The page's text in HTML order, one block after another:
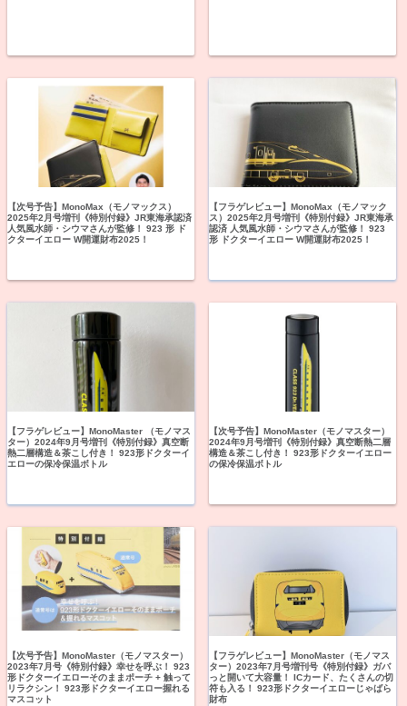
【次号予告】MonoMax（モノマックス）
2025年2月号増刊《特別付録》JR東海承認済
人気風水師・シウマさんが監修！ 923 形 ド
クターイエロー W開運財布2025！
【フラゲレビュー】MonoMax（モノマック
ス）2025年2月号増刊《特別付録》JR東海承
認済 人気風水師・シウマさんが監修！ 923
形 ドクターイエロー W開運財布2025！
【フラゲレビュー】MonoMaster （モノマス
ター）2024年9月号増刊《特別付録》真空断
熱二層構造＆茶こし付き！ 923形ドクターイ
エローの保冷保温ボトル
【次号予告】MonoMaster（モノマスター）
2024年9月号増刊《特別付録》真空断熱二層
構造＆茶こし付き！ 923形ドクターイエロー
の保冷保温ボトル
【次号予告】MonoMaster（モノマスター）
2023年7月号《特別付録》幸せを呼ぶ！ 923
形ドクターイエローそのままポーチ + 触って
リラクシン！ 923形ドクターイエロー握れる
マスコット
【フラゲレビュー】MonoMaster（モノマス
ター）2023年7月号増刊号《特別付録》ガバ
っと開いて大容量！ ICカード、たくさんの切
符も入る！ 923形ドクターイエローじゃばら
財布